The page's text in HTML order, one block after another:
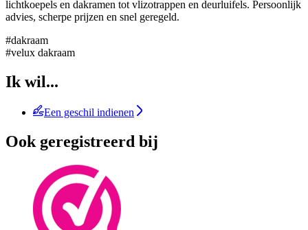
lichtkoepels en dakramen tot vlizotrappen en deurluifels. Persoonlijk
advies, scherpe prijzen en snel geregeld.
#dakraam
#velux dakraam
Ik wil...
Een geschil indienen
Ook geregistreerd bij